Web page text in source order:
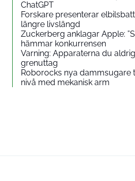
ChatGPT
Forskare presenterar
längre livslängd
Zuckerberg anklagar Apple:
hämmar konkurrensen
Varning: Apparaterna du
grenuttag
Roborocks nya dammsugare
nivå med mekanisk arm